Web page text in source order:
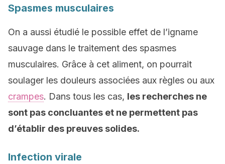
Spasmes musculaires
On a aussi étudié le possible effet de l’igname
sauvage dans le traitement des spasmes
musculaires. Grâce à cet aliment, on pourrait
soulager les douleurs associées aux règles ou aux
crampes. Dans tous les cas, les recherches ne
sont pas concluantes et ne permettent pas
d’établir des preuves solides.
Infection virale